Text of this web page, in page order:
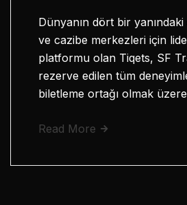
Dünyanın dört bir
ve cazibe merkezleri için
platformu olan Tiqets, SF
rezerve edilen tüm
biletleme ortağı olmak
Read More